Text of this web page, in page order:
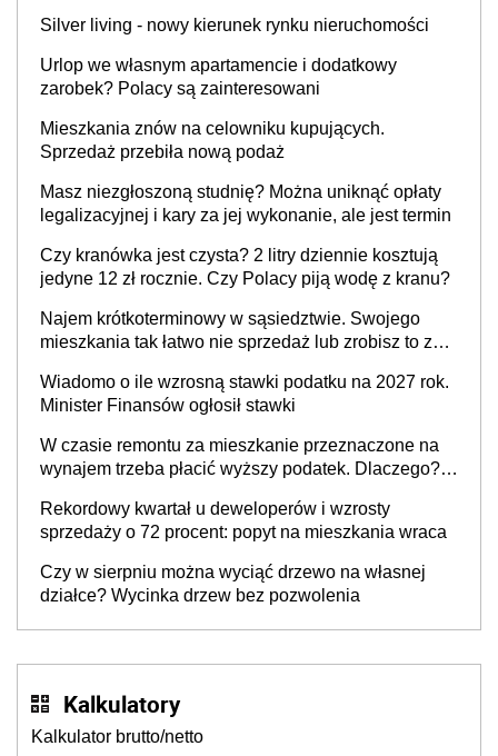
Silver living - nowy kierunek rynku nieruchomości
Urlop we własnym apartamencie i dodatkowy
zarobek? Polacy są zainteresowani
Mieszkania znów na celowniku kupujących.
Sprzedaż przebiła nową podaż
Masz niezgłoszoną studnię? Można uniknąć opłaty
legalizacyjnej i kary za jej wykonanie, ale jest termin
Czy kranówka jest czysta? 2 litry dziennie kosztują
jedyne 12 zł rocznie. Czy Polacy piją wodę z kranu?
Najem krótkoterminowy w sąsiedztwie. Swojego
mieszkania tak łatwo nie sprzedaż lub zrobisz to ze
Wiadomo o ile wzrosną stawki podatku na 2027 rok.
Minister Finansów ogłosił stawki
W czasie remontu za mieszkanie przeznaczone na
wynajem trzeba płacić wyższy podatek. Dlaczego?
Rekordowy kwartał u deweloperów i wzrosty
sprzedaży o 72 procent: popyt na mieszkania wraca
Czy w sierpniu można wyciąć drzewo na własnej
działce? Wycinka drzew bez pozwolenia
Kalkulatory
Kalkulator brutto/netto